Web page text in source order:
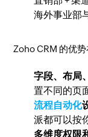
海外事业部
Zoho CRM 的优势
字段、布局
置不同的页
流程自动化
派都可以按
多维度权限